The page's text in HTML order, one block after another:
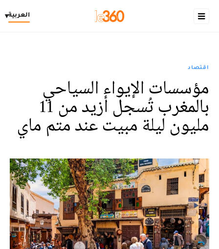
العربية▾
اقتصاد
مؤسسات الإيواء السياحي
بالمغرب تُسجل أزيد من 11
مليون ليلة مبيت عند متم ماي